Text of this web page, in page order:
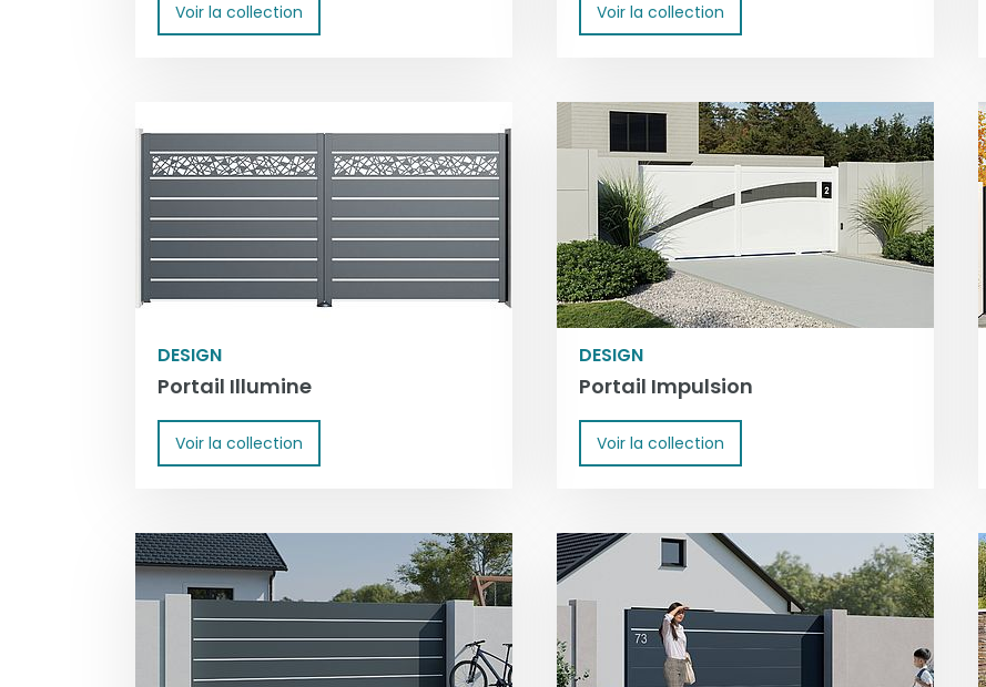
Voir la collection Voir la collection
DESIGN
Portail Illumine
Voir la collection
DESIGN
Portail Impulsion
Voir la collection